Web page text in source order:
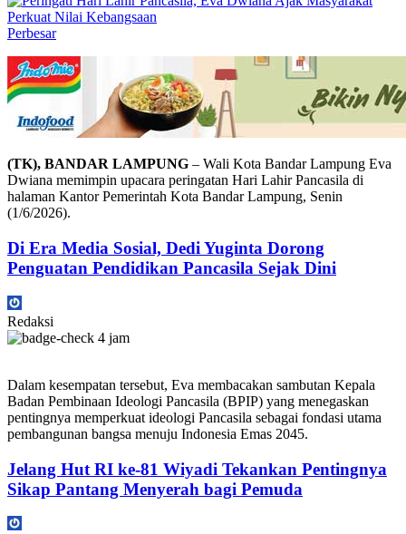
Perbesar
(TK), BANDAR LAMPUNG – Wali Kota Bandar Lampung Eva
Dwiana memimpin upacara peringatan Hari Lahir Pancasila di
halaman Kantor Pemerintah Kota Bandar Lampung, Senin
(1/6/2026).
Di Era Media Sosial, Dedi Yuginta Dorong
Penguatan Pendidikan Pancasila Sejak Dini
Redaksi
4 jam
Dalam kesempatan tersebut, Eva membacakan sambutan Kepala
Badan Pembinaan Ideologi Pancasila (BPIP) yang menegaskan
pentingnya memperkuat ideologi Pancasila sebagai fondasi utama
pembangunan bangsa menuju Indonesia Emas 2045.
Jelang Hut RI ke-81 Wiyadi Tekankan Pentingnya
Sikap Pantang Menyerah bagi Pemuda